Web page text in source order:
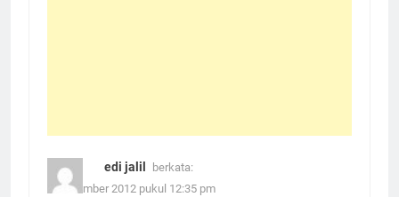
edi jalil
berkata:
3 Desember 2012 pukul 12:35 pm